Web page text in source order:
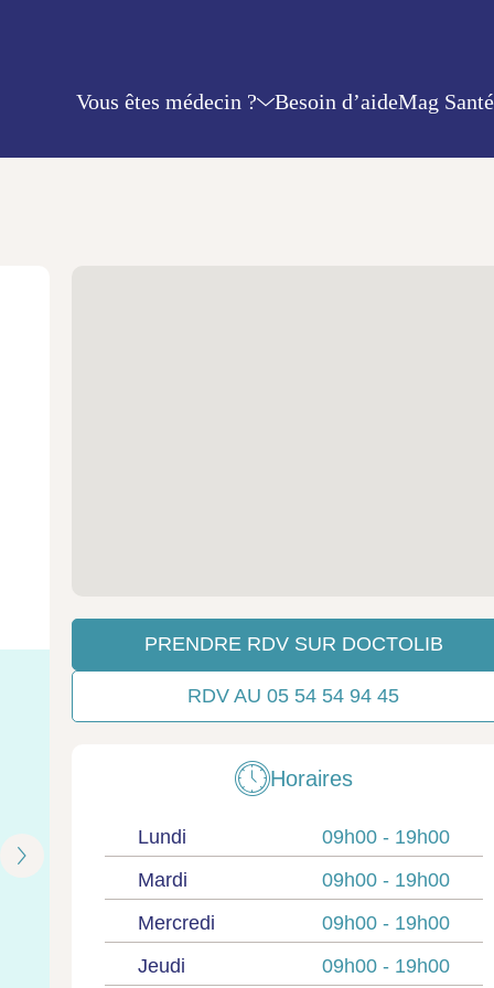
Vous êtes médecin ? Besoin d’aideMag Santé
PRENDRE RDV SUR DOCTOLIB
RDV AU 05 54 54 94 45
Horaires
Lundi 09h00 - 19h00
Mardi
09h00 - 19h00
Mercredi
09h00 - 19h00
Jeudi
09h00 - 19h00